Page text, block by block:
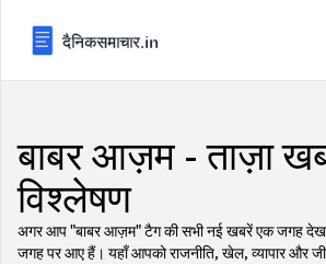
बाबर आज़म - ताज़ा
विश्लेषण
अगर आप "बाबर आज़म" टैग की सभी नई खबरें एक जगह
जगह पर आए हैं। यहाँ आपको राजनीति, खेल, व्यापार और